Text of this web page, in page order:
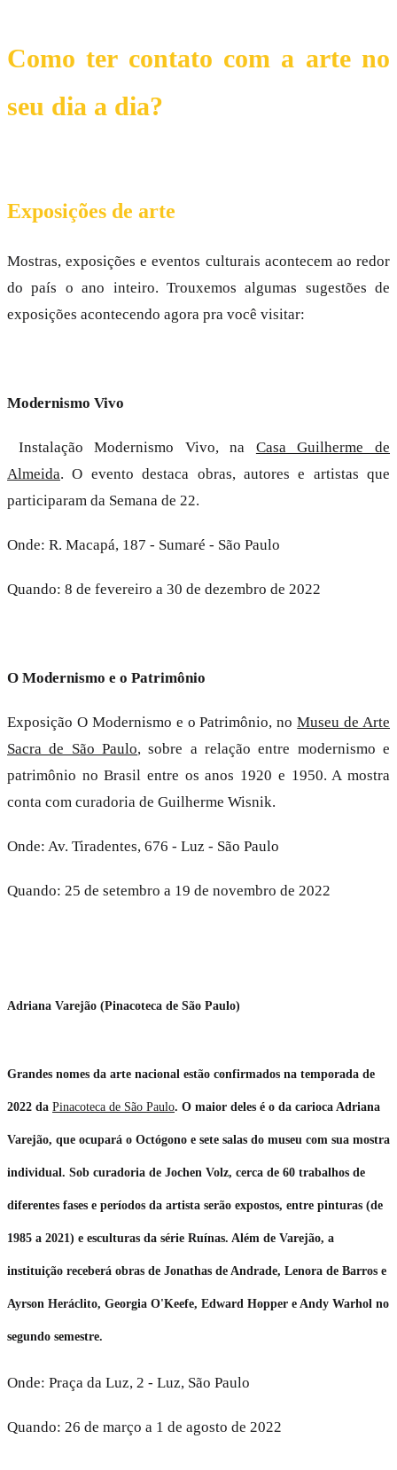
Como ter contato com a arte no
seu dia a dia?
Exposições de arte
Mostras, exposições e eventos culturais acontecem ao redor
do país o ano inteiro. Trouxemos algumas sugestões de
exposições acontecendo agora pra você visitar:
Modernismo Vivo
Instalação Modernismo Vivo, na Casa Guilherme de
Almeida. O evento destaca obras, autores e artistas que
participaram da Semana de 22.
Onde: R. Macapá, 187 - Sumaré - São Paulo
Quando: 8 de fevereiro a 30 de dezembro de 2022
O Modernismo e o Patrimônio
Exposição O Modernismo e o Patrimônio, noMuseu de Arte
Sacra de São Paulo, sobre a relação entre modernismo e
patrimônio no Brasil entre os anos 1920 e 1950. A mostra
conta com curadoria de Guilherme Wisnik.
Onde: Av. Tiradentes, 676 - Luz - São Paulo
Quando: 25 de setembro a 19 de novembro de 2022
Adriana Varejão (Pinacoteca de São Paulo)
Grandes nomes da arte nacional estão confirmados na temporada de
2022 da Pinacoteca de São Paulo. O maior deles é o da carioca Adriana
Varejão, que ocupará o Octógono e sete salas do museu com sua mostra
individual. Sob curadoria de Jochen Volz, cerca de 60 trabalhos de
diferentes fases e períodos da artista serão expostos, entre pinturas (de
1985 a 2021) e esculturas da série Ruínas. Além de Varejão, a
instituição receberá obras de Jonathas de Andrade, Lenora de Barros e
Ayrson Heráclito, Georgia O'Keefe, Edward Hopper e Andy Warhol no
segundo semestre.
Onde: Praça da Luz, 2 - Luz, São Paulo
Quando: 26 de março a 1 de agosto de 2022